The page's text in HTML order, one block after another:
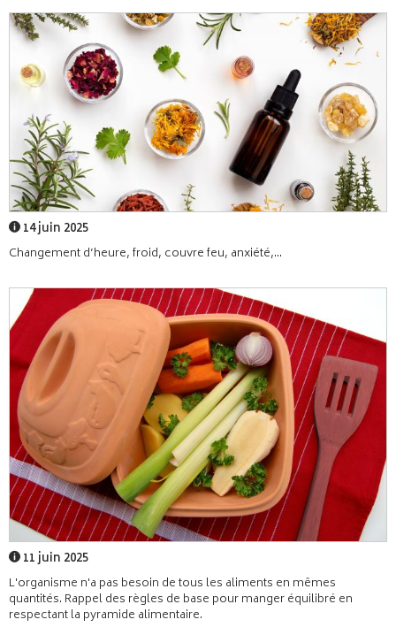
14 juin 2025
Changement d’heure, froid, couvre feu, anxiété,...
11 juin 2025
L'organisme n'a pas besoin de tous les aliments en mêmes
quantités. Rappel des règles de base pour manger équilibré en
respectant la pyramide alimentaire.